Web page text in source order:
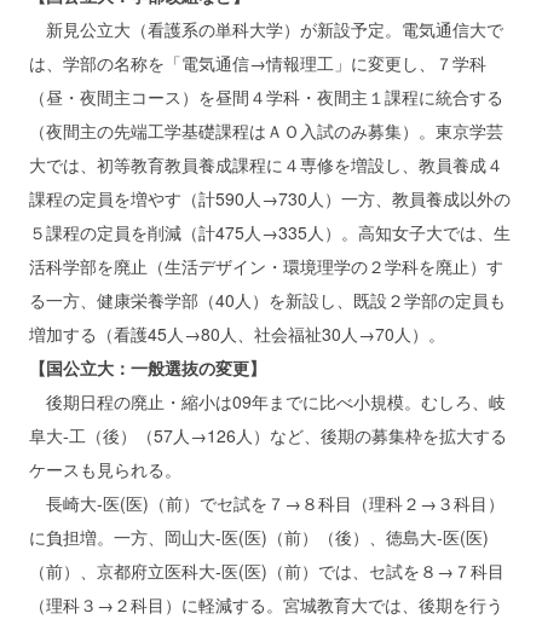
新見公立大（看護系の単科大学）が新設予定。電気通信大で
は、学部の名称を「電気通信→情報理工」に変更し、７学科
（昼・夜間主コース）を昼間４学科・夜間主１課程に統合する
（夜間主の先端工学基礎課程はＡＯ入試のみ募集）。東京学芸
大では、初等教育教員養成課程に４専修を増設し、教員養成４
課程の定員を増やす（計590人→730人）一方、教員養成以外の
５課程の定員を削減（計475人→335人）。高知女子大では、生
活科学部を廃止（生活デザイン・環境理学の２学科を廃止）す
る一方、健康栄養学部（40人）を新設し、既設２学部の定員も
増加する（看護45人→80人、社会福祉30人→70人）。
【国公立大：一般選抜の変更】
後期日程の廃止・縮小は09年までに比べ小規模。むしろ、岐
阜大‐工（後）（57人→126人）など、後期の募集枠を拡大する
ケースも見られる。
長崎大‐医(医)（前）でセ試を７→８科目（理科２→３科目）
に負担増。一方、岡山大‐医(医)（前）（後）、徳島大‐医(医)
（前）、京都府立医科大‐医(医)（前）では、セ試を８→７科目
（理科３→２科目）に軽減する。宮城教育大では、後期を行う